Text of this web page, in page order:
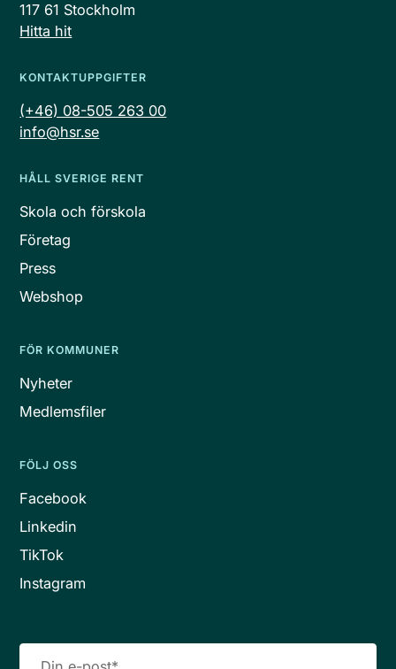
117 61 Stockholm
Hitta hit
KONTAKTUPPGIFTER
(+46) 08-505 263 00
info@hsr.se
HÅLL SVERIGE RENT
Skola och förskola
Företag
Press
Webshop
FÖR KOMMUNER
Nyheter
Medlemsfiler
FÖLJ OSS
Facebook
Linkedin
TikTok
Instagram